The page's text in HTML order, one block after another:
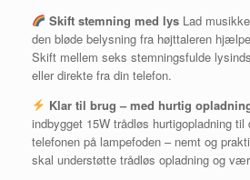
Skift stemning med lysLad
den bløde belysning fra højttaleren
Skift mellem seks stemningsfulde
eller direkte fra din telefon.
Klar til brug – med hurtig
indbygget 15W trådløs hurtigopladning
telefonen på lampefoden – nemt og
skal understøtte trådløs opladning og